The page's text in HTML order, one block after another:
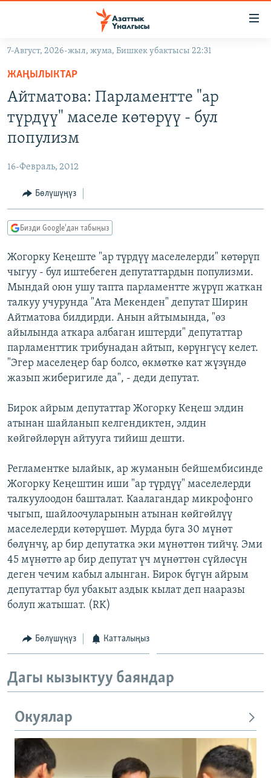
Навигацияга
өтүңүз
Издөөгө
салыңызКЫРГЫЗСТАН
МАДАНИЯТ
УКРАИНА
ТВ ПРОГРАММАЛАР
БҮГҮН АЗАТТЫКТА
ДАНИСТЕ
ЭЖЕ-СИҢДИЛЕР
АЗАТТЫК+
ЫҢГАЙСЫЗ СУРООЛОР
ПОДКАСТ
ОНЛАЙН ШЕРИНЕ
ЭЕ/АРнун бардык сайттары
7-Август, 2026-жыл, жума, Бишкек убактысы 22:31
ЖАҢЫЛЫКТАР
Айтматова: Парламентте "ар
түрдүү" маселе көтөрүү - бул
популизм
16-Февраль, 2012
Бөлүшүңүз
Бизди Google'дан табыңыз
Жогорку Кеңеште "ар түрдүү маселелерди" көтөрүп
чыгуу - бул иштебеген депутаттардын популизми.
Мындай оюн ушу тапта парламентте жүрүп жаткан
талкуу учурунда "Ата Мекенден" депутат Ширин
Айтматова билдирди. Анын айтымында, "өз
айылында аткара албаган иштерди" депутаттар
парламенттик трибунадан айтып, көрүнгүсү келет.
"Эгер маселеңер бар болсо, өкмөткө кат жүзүндө
жазып жиберигиле да", - деди депутат.
Бирок айрым депутаттар Жогорку Кеңеш элдин
атынан шайланып келгендиктен, элдин
көйгөйлөрүн айтууга тийиш дешти.
Регламентке ылайык, ар жуманын бейшембисинде
Жогорку Кеңештин иши "ар түрдүү" маселелерди
талкуулоодон башталат. Каалагандар микрофонго
чыгып, шайлоочуларынын атынан көйгөйлүү
маселелерди көтөрүшөт. Мурда буга 30 мүнөт
бөлүнчү, ар бир депутатка эки мүнөттөн тийчү. Эми
45 мүнөттө ар бир депутат үч мүнөттөн сүйлөсүн
деген чечим кабыл алынган. Бирок бүгүн айрым
депутаттар бул убакыт аздык кылат деп нааразы
болуп жатышат. (RK)
Бөлүшүңүз Катталыңыз
Дагы кызыктуу баяндар
Окуялар